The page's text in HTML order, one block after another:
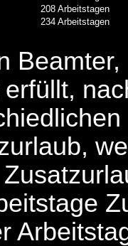
208 Arbeitstagen
234 Arbeitstagen
erfüllt,